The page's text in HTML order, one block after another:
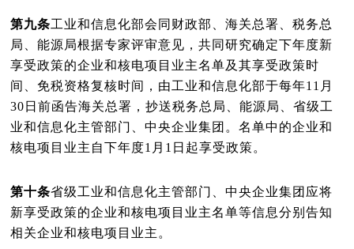
第九条工业和信息化部会同财政部、海关总署、税务总
局、能源局根据专家评审意见，共同研究确定下年度新
享受政策的企业和核电项目业主名单及其享受政策时
间、免税资格复核时间，由工业和信息化部于每年11 月
30 日前函告海关总署，抄送税务总局、能源局、省级工
业和信息化主管部门、中央企业集团。名单中的企业和
核电项目业主自下年度1 月 1 日起享受政策。
第十条省级工业和信息化主管部门、中央企业集团应将
新享受政策的企业和核电项目业主名单等信息分别告知
相关企业和核电项目业主。